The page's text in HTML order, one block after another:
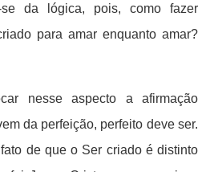
se da lógica, pois, como fazer
para amar enquanto amar?
nesse aspecto a afirmação
da perfeição, perfeito deve ser.
de que o Ser criado é distinto